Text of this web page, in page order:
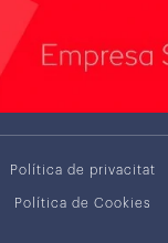
Política de privacitat
Política de Cookies